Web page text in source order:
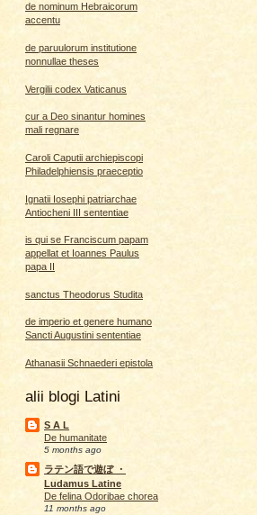
de nominum Hebraicorum
accentu
de paruulorum institutione
nonnullae theses
Vergilii codex Vaticanus
cur a Deo sinantur homines
mali regnare
Caroli Caputii archiepiscopi
Philadelphiensis praeceptio
Ignatii Iosephi patriarchae
Antiocheni III sententiae
is qui se Franciscum papam
appellat et Ioannes Paulus
papa II
sanctus Theodorus Studita
de imperio et genere humano
Sancti Augustini sententiae
Athanasii Schnaederi epistola
alii blogi Latini
S A L
De humanitate
5 months ago
ラテン語で遊ぼ ・
Ludamus Latine
De felina Odoribae chorea
11 months ago